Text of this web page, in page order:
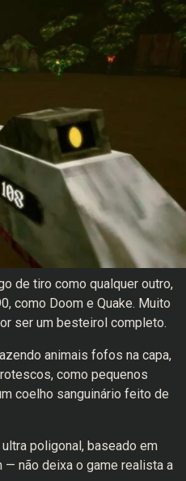
de tiro como qualquer outro,
como Doom e Quake. Muito
ser um besteirol completo.
animais fofos na capa,
como pequenos
coelho sanguinário feito de
poligonal, baseado em
não deixa o game realista a